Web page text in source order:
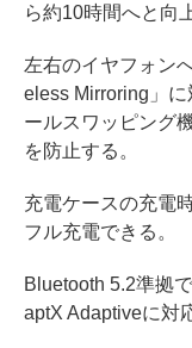
ら約10時間へと向
左右のイヤフォン
eless Mirroring」
ールスワッピング
を防止する。
充電ケースの充電
フル充電できる。
Bluetooth 5.2準拠
aptX Adaptiveに対